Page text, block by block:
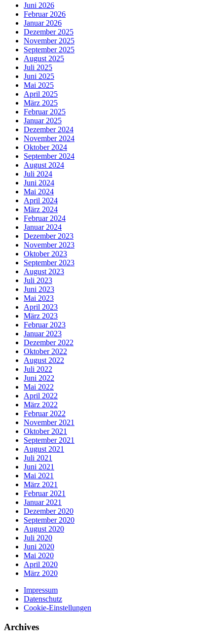
Juni 2026
Februar 2026
Januar 2026
Dezember 2025
November 2025
September 2025
August 2025
Juli 2025
Juni 2025
Mai 2025
April 2025
März 2025
Februar 2025
Januar 2025
Dezember 2024
November 2024
Oktober 2024
September 2024
August 2024
Juli 2024
Juni 2024
Mai 2024
April 2024
März 2024
Februar 2024
Januar 2024
Dezember 2023
November 2023
Oktober 2023
September 2023
August 2023
Juli 2023
Juni 2023
Mai 2023
April 2023
März 2023
Februar 2023
Januar 2023
Dezember 2022
Oktober 2022
August 2022
Juli 2022
Juni 2022
Mai 2022
April 2022
März 2022
Februar 2022
November 2021
Oktober 2021
September 2021
August 2021
Juli 2021
Juni 2021
Mai 2021
März 2021
Februar 2021
Januar 2021
Dezember 2020
September 2020
August 2020
Juli 2020
Juni 2020
Mai 2020
April 2020
März 2020
Impressum
Datenschutz
Cookie-Einstellungen
Archives